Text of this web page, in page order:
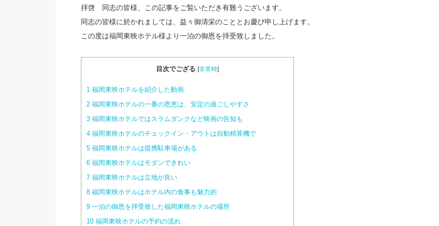
拝啓 同志の皆様、この記事をご覧いただき有難うございます。
同志の皆様に於かれましては、益々御清栄のこととお慶び申し上げます。
この度は福岡東映ホテル様より一泊の御恩を拝受致しました。
目次でござる [非常時]
1福岡東映ホテルを紹介した動画
2福岡東映ホテルの一番の恩恵は、安定の過ごしやすさ
3福岡東映ホテルではスラムダンクなど映画の告知も
4福岡東映ホテルのチェックイン・アウトは自動精算機で
5福岡東映ホテルは提携駐車場がある
6福岡東映ホテルはモダンできれい
7福岡東映ホテルは立地が良い
8福岡東映ホテルはホテル内の食事も魅力的
9一泊の御恩を拝受致した福岡東映ホテルの場所
10福岡東映ホテルの予約の流れ